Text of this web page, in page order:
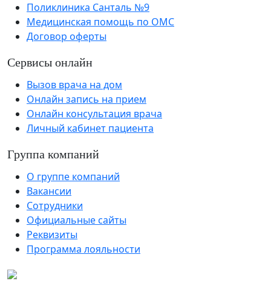
Поликлиника Санталь №9
Медицинская помощь по ОМС
Договор оферты
Сервисы онлайн
Вызов врача на дом
Онлайн запись на прием
Онлайн консультация врача
Личный кабинет пациента
Группа компаний
О группе компаний
Вакансии
Сотрудники
Официальные сайты
Реквизиты
Программа лояльности